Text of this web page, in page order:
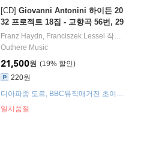
[CD] Giovanni Antonini 하이든 20
32 프로젝트 18집 - 교향곡 56번, 29
번, 55번 '교장선생님' (Haydn 2032,
Vol. 18: Il maestro di scuola)
Franz Haydn, Franciszek Lessel 작곡/
Outhere Music
19%
21,500원
220원
일시품절
디아파종 도르, BBC뮤직매거진 초이스,